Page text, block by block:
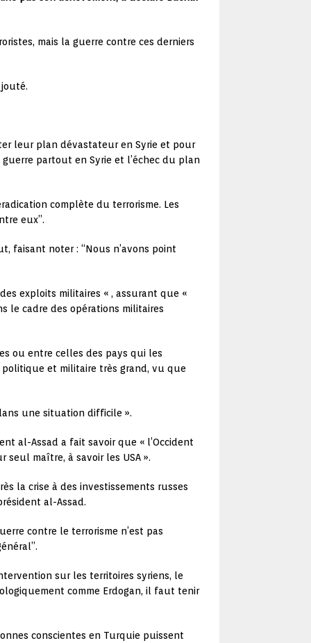
mais la guerre contre ces derniers
leur plan dévastateur en Syrie et pour
partout en Syrie et l’échec du plan
complète du terrorisme. Les
eux”.
faisant noter : “Nous n’avons point
exploits militaires « , assurant que «
le cadre des opérations militaires
ou entre celles des pays qui les
et militaire très grand, vu que
une situation difficile ».
al-Assad a fait savoir que « l’Occident
maître, à savoir les USA ».
la crise à des investissements russes
al-Assad.
contre le terrorisme n’est pas
sur les territoires syriens, le
comme Erdogan, il faut tenir
conscientes en Turquie puissent